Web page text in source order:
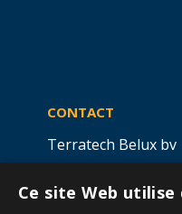
CONTACT
Terratech Belux bv
boîte 5,9000 GAND
Ce site Web utilise